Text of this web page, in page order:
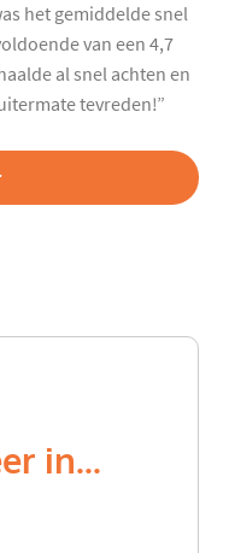
het gemiddelde snel
van een 4,7
al snel achten en
tevreden!”
in...